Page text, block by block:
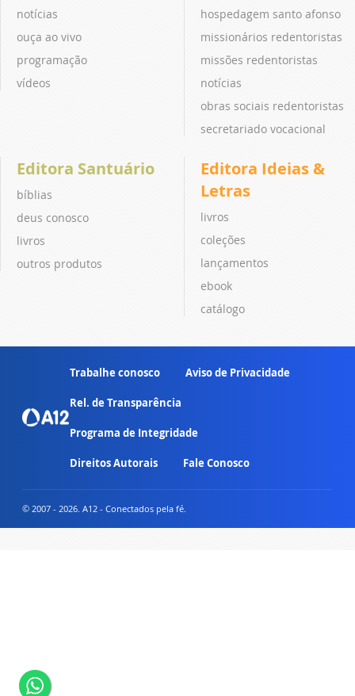
notícias
ouça ao vivo
programação
vídeos
hospedagem santo afonso
missionários redentoristas
missões redentoristas
notícias
obras sociais redentoristas
secretariado vocacional
Editora Santuário
bíblias
deus conosco
livros
outros produtos
Editora Ideias &
Letras
livros
coleções
lançamentos
ebook
catálogo
Trabalhe conosco Aviso de Privacidade
Rel. de Transparência
Programa de Integridade
Direitos Autorais Fale Conosco
© 2007 - 2026. A12 - Conectados pela fé.